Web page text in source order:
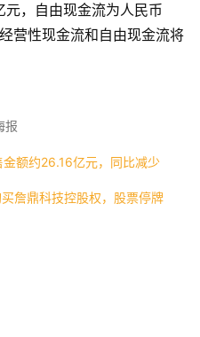
，自由现金流为人民币
营性现金流和自由现金流将
报
额约26.16亿元，同比减少
詹鼎科技控股权，股票停牌